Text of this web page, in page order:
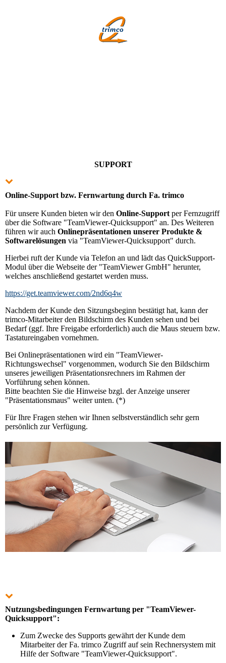
SUPPORT
Online-Support bzw. Fernwartung durch Fa. trimco
Für unsere Kunden bieten wir den Online-Support per Fernzugriff
über die Software "TeamViewer-Quicksupport" an. Des Weiteren
führen wir auch Onlinepräsentationen unserer Produkte &
Softwarelösungen via "TeamViewer-Quicksupport" durch.
Hierbei ruft der Kunde via Telefon an und lädt das Quick­Support-
Modul über die Webseite der "TeamViewer GmbH" herunter,
welches anschließend gestartet werden muss.
https://get.teamviewer.com/2nd6q4w
Nachdem der Kunde den Sitzungsbeginn bestätigt hat, kann der
trimco-Mitarbeiter den Bildschirm des Kunden sehen und bei
Bedarf (ggf. Ihre Freigabe erforderlich) auch die Maus steuern bzw.
Tastatureingaben vornehmen.
Bei Onlinepräsentationen wird ein "TeamViewer-
Richtungswechsel" vorgenommen, wodurch Sie den Bildschirm
unseres jeweiligen Präsentationsrechners im Rahmen der
Vorführung sehen können.
Bitte beachten Sie die Hinweise bzgl. der Anzeige unserer
"Präsentationsmaus" weiter unten. (*)
Für Ihre Fragen stehen wir Ihnen selbst­verständlich sehr gern
persönlich zur Verfügung.
Nutzungsbedingungen Fernwartung per "TeamViewer-
Quicksupport":
Zum Zwecke des Supports gewährt der Kunde dem
Mitarbeiter der Fa. trimco Zugriff auf sein Rechnersystem mit
Hilfe der Software "TeamViewer-Quicksupport".